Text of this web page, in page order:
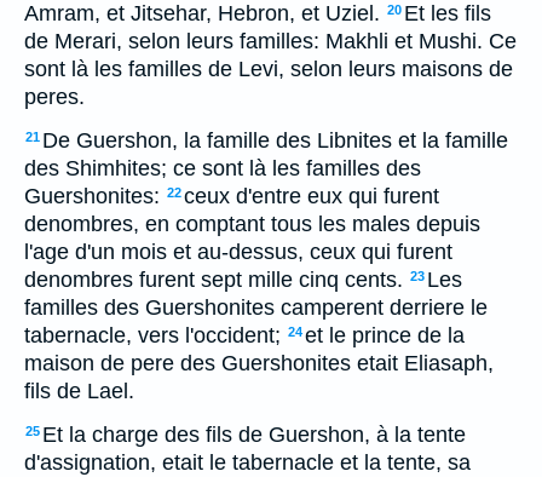
Amram, et Jitsehar, Hebron, et Uziel. 20 Et les fils
de Merari, selon leurs familles: Makhli et Mushi. Ce
sont là les familles de Levi, selon leurs maisons de
peres.
21 De Guershon, la famille des Libnites et la famille
des Shimhites; ce sont là les familles des
Guershonites: 22ceux d'entre eux qui furent
denombres, en comptant tous les males depuis
l'age d'un mois et au-dessus, ceux qui furent
denombres furent sept mille cinq cents. 23 Les
familles des Guershonites camperent derriere le
tabernacle, vers l'occident; 24et le prince de la
maison de pere des Guershonites etait Eliasaph,
fils de Lael.
25 Et la charge des fils de Guershon, à la tente
d'assignation, etait le tabernacle et la tente, sa